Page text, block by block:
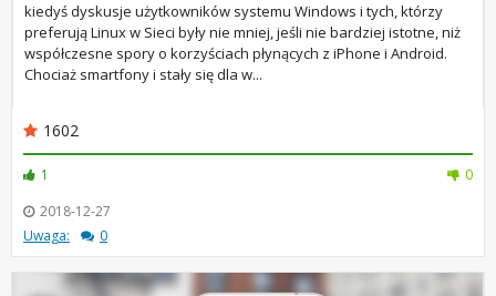
kiedyś dyskusje użytkowników systemu Windows i tych, którzy
preferują Linux w Sieci były nie mniej, jeśli nie bardziej istotne, niż
współczesne spory o korzyściach płynących z iPhone i Android.
Chociaż smartfony i stały się dla w...
1602
1
0
2018-12-27
Uwaga:
0